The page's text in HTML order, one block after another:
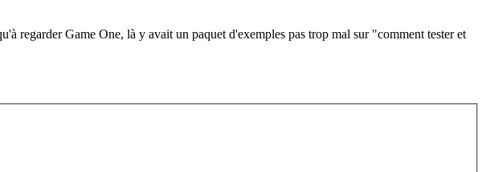
regarder Game One, là y avait un paquet d'exemples pas trop mal sur "comment tester et